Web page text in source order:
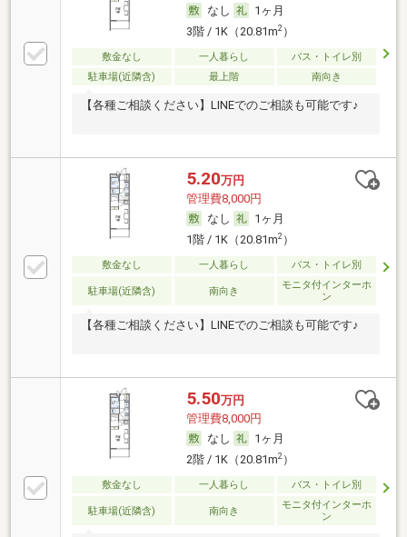
なし
1ヶ月
3階 / 1K（20.81m2）
敷金なし 一人暮らし
バス・トイレ別
駐車場(近隣含)
最上階 南向き
【各種ご相談ください】LINEでのご相談も可能です♪
5.20万円
管理費8,000円
なし
1ヶ月
1階 / 1K（20.81m2）
敷金なし 一人暮らし バス・トイレ別
駐車場(近隣含) 南向き
モニタ付インターホ
ン
【各種ご相談ください】LINEでのご相談も可能です♪
5.50万円
管理費8,000円
なし
1ヶ月
2階 / 1K（20.81m2）
敷金なし 一人暮らし バス・トイレ別
駐車場(近隣含) 南向き
モニタ付インターホ
ン